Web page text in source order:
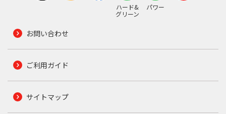
ハード&
グリーン
パワー
お問い合わせ
ご利用ガイド
サイトマップ